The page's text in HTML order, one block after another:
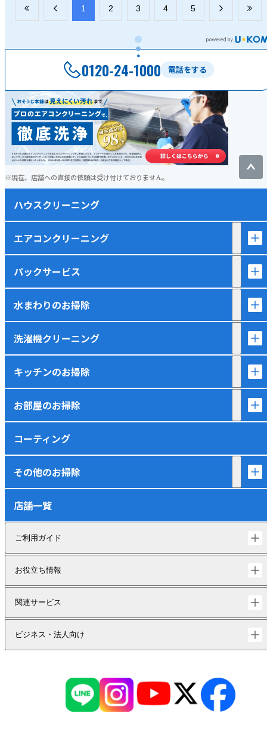
​1 ​2 ​3 ​4 ​5
電話をする
0120-24-1000
現在、店舗への直接の依頼は受け付けておりません。
ハウスクリーニング
エアコンクリーニング
パックサービス
水まわりのお掃除
洗濯機クリーニング
キッチンのお掃除
お部屋のお掃除
コーティング
その他のお掃除
店舗一覧
ご利用ガイド
お役立ち情報
関連サービス
ビジネス・法人向け